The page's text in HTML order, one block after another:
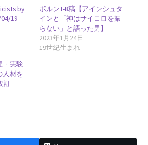
コペルニクス
地動説を推進して世界観を転
が紹介した人｜一般関
by
19
ボルンT-B稿【アインシュタ
インと「神はサイコロを振
らない」と語った男】
2023年1月24日
19世紀生まれ
・実験
人材を
訂